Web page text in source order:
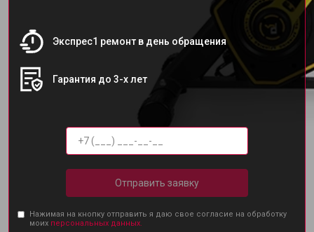
Экспрес1 ремонт в день обращения
Гарантия до 3-х лет
Отправить заявку
Нажимая на кнопку отправить я даю свое согласие на обработку
моих персональных данных.